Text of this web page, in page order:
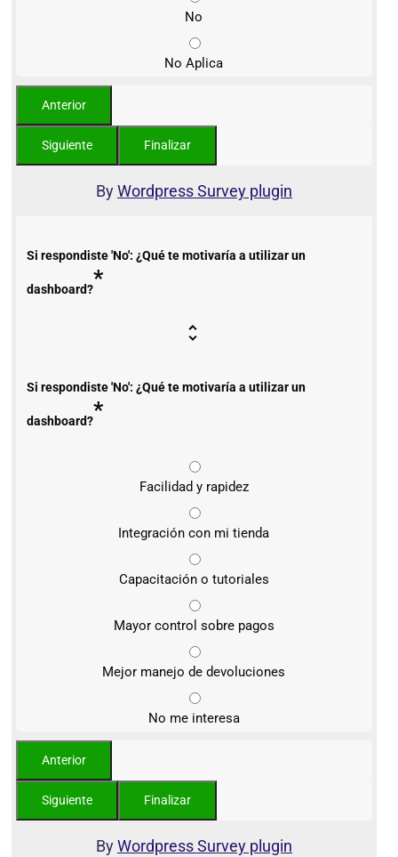
No
No Aplica
ByWordpress Survey plugin
Si respondiste 'No': ¿Qué te motivaría a utilizar un
dashboard?*
Si respondiste 'No': ¿Qué te motivaría a utilizar un
dashboard?*
Facilidad y rapidez
Integración con mi tienda
Capacitación o tutoriales
Mayor control sobre pagos
Mejor manejo de devoluciones
No me interesa
ByWordpress Survey plugin